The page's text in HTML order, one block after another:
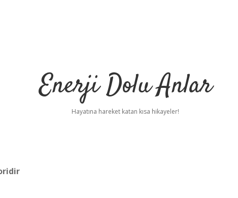
Enerji Dolu Anlar
Hayatına hareket katan kısa hikayeler!